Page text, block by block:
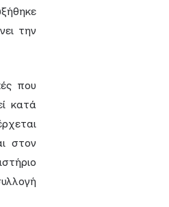
την
που
κατά
στον